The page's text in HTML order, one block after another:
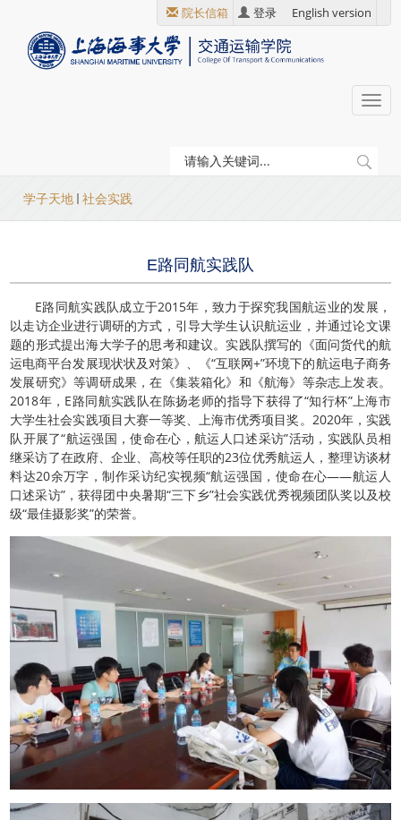
院长信箱 登录 English version
当
前
置
学子天地 社会实践
E路同航实践队
E路同航实践队成立于2015年，致力于探究我国航运业的发展，
以走访企业进行调研的方式，引导大学生认识航运业，并通过论文课
题的形式提出海大学子的思考和建议。实践队撰写的《面问货代的航
运电商平台发展现状状及对策》、《“互联网+”环境下的航运电子商务
发展研究》等调研成果，在《集装箱化》和《航海》等杂志上发表。
2018年，E路同航实践队在陈扬老师的指导下获得了“知行杯”上海市
大学生社会实践项目大赛一等奖、上海市优秀项目奖。2020年，实践
队开展了“航运强国，使命在心，航运人口述采访”活动，实践队员相
继采访了在政府、企业、高校等任职的23位优秀航运人，整理访谈材
料达20余万字，制作采访纪实视频“航运强国，使命在心——航运人
口述采访”，获得团中央暑期“三下乡”社会实践优秀视频团队奖以及校
级“最佳摄影奖”的荣誉。